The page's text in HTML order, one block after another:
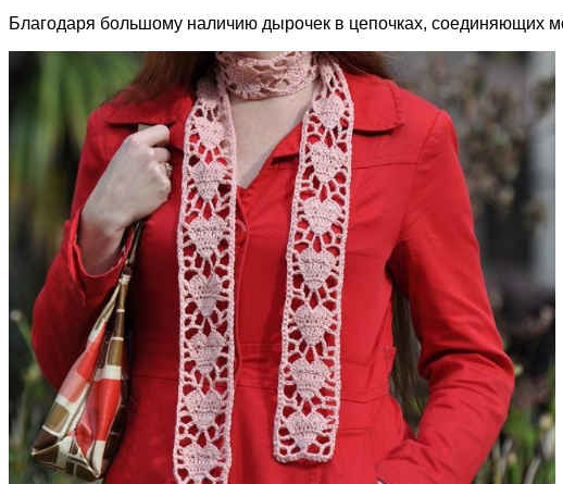
Благодаря большому наличию дырочек в цепочках, соединяющих